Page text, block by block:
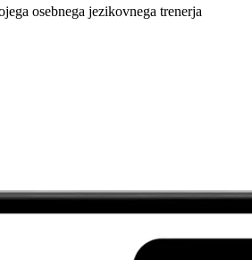
osebnega jezikovnega trenerja